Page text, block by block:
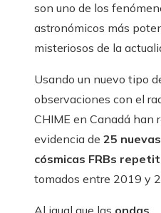
son uno de los
astronómicos más
misteriosos de la
Usando un nuevo tipo
observaciones con el
CHIME en Canadá han
evidencia de 25
cósmicas FRBs
tomados entre 2019 y